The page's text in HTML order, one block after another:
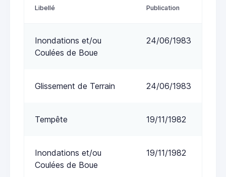
Libellé Publication
Inondations et/ou
Coulées de Boue
24/06/1983
Glissement de Terrain 24/06/1983
Tempête 19/11/1982
Inondations et/ou
Coulées de Boue
19/11/1982